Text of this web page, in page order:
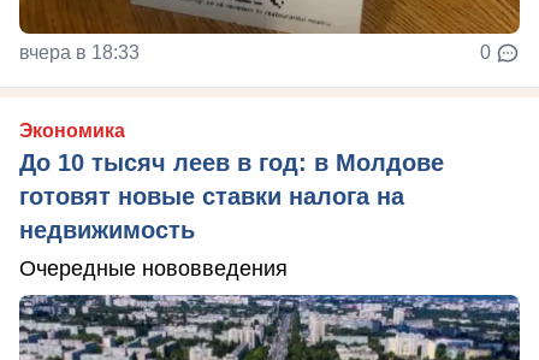
вчера в 18:33 0
Экономика
До 10 тысяч леев в год: в Молдове
готовят новые ставки налога на
недвижимость
Очередные нововведения